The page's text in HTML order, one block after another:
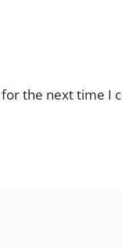
the next time I